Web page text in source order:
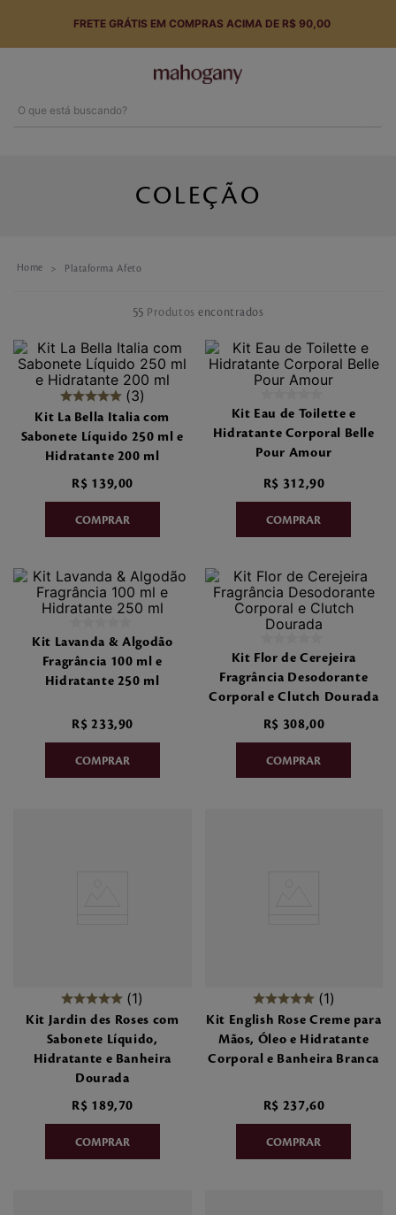
FRETE GRÁTIS EM COMPRAS ACIMA DE R$ 90,00
O que está buscando?
6º english rose
style pleasures
make me fever
COLEÇÃO
Plataforma Afeto
55 Produtos
3
Kit La Bella Italia com
Sabonete Líquido 250 ml e
Hidratante 200 ml
R$ 139,00
Kit Eau de Toilette e
Hidratante Corporal Belle
Pour Amour
R$ 312,90
Kit Lavanda & Algodão
Fragrância 100 ml e
Hidratante 250 ml
R$ 233,90
Kit Flor de Cerejeira
Fragrância Desodorante
Corporal e Clutch Dourada
R$ 308,00
1
Kit Jardin des Roses com
Sabonete Líquido,
Hidratante e Banheira
Dourada
R$ 189,70
1
Kit English Rose Creme para
Mãos, Óleo e Hidratante
Corporal e Banheira Branca
R$ 237,60